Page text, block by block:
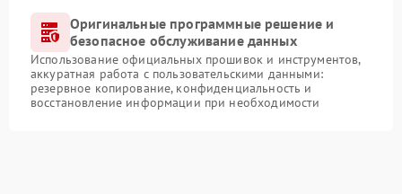
Оригинальные программные решение и
безопасное обслуживание данных
Использование официальных прошивок и инструментов,
аккуратная работа с пользовательскими данными:
резервное копирование, конфиденциальность и
восстановление информации при необходимости